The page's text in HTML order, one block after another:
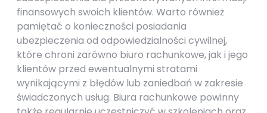
finansowych swoich klientów. Warto również
pamiętać o konieczności posiadania
ubezpieczenia od odpowiedzialności cywilnej,
które chroni zarówno biuro rachunkowe, jak i jego
klientów przed ewentualnymi stratami
wynikającymi z błędów lub zaniedbań w zakresie
świadczonych usług. Biura rachunkowe powinny